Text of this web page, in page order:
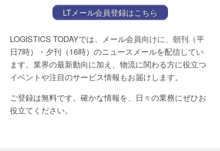
LTメール会員登録はこちら
LOGISTICS TODAYでは、メール会員向けに、朝刊（平
日7時）・夕刊（16時）のニュースメールを配信してい
ます。業界の最新動向に加え、物流に関わる方に役立つ
イベントや注目のサービス情報もお届けします。
ご登録は無料です。確かな情報を、日々の業務にぜひお
役立てください。